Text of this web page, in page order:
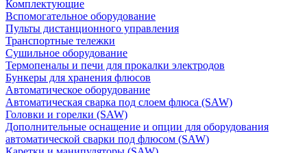
Комплектующие
Вспомогательное оборудование
Пульты дистанционного управления
Транспортные тележки
Сушильное оборудование
Термопеналы и печи для прокалки электродов
Бункеры для хранения флюсов
Автоматическое оборудование
Автоматическая сварка под слоем флюса (SAW)
Головки и горелки (SAW)
Дополнительные оснащение и опции для оборудования
автоматической сварки под флюсом (SAW)